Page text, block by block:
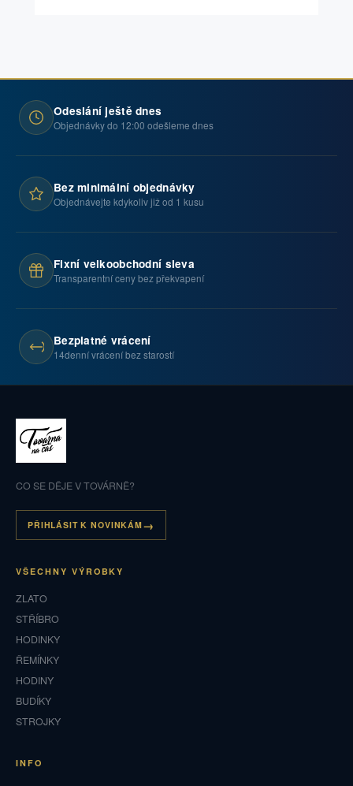
Odeslání ještě dnes
Objednávky do 12:00 odešleme dnes
Bez minimální objednávky
Objednávejte kdykoliv již od 1 kusu
Fixní velkoobchodní sleva
Transparentní ceny bez překvapení
Bezplatné vrácení
14denní vrácení bez starostí
CO SE DĚJE V TOVÁRNĚ?
PŘIHLÁSIT K NOVINKÁM
VŠECHNY VÝROBKY
ZLATO
STŘÍBRO
HODINKY
ŘEMÍNKY
HODINY
BUDÍKY
STROJKY
INFO